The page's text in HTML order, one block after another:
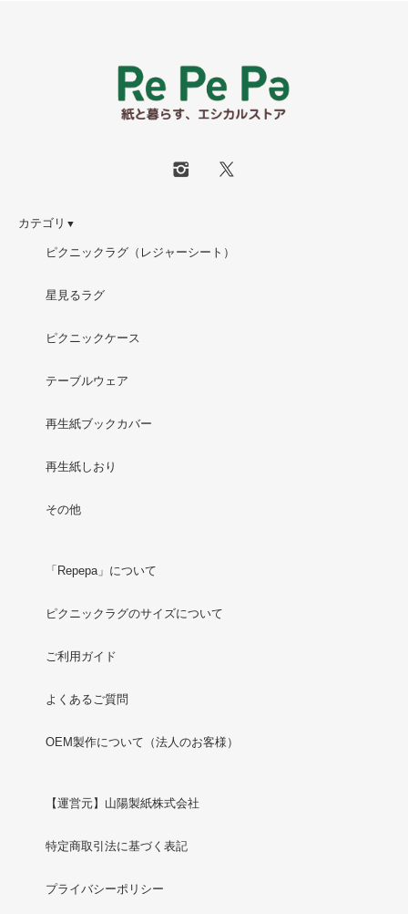
カテゴリ ▼
ピクニックラグ（レジャーシート）
星見るラグ
ピクニックケース
テーブルウェア
再生紙ブックカバー
再生紙しおり
その他
「Repepa」について
ピクニックラグのサイズについて
ご利用ガイド
よくあるご質問
OEM製作について（法人のお客様）
【運営元】山陽製紙株式会社
特定商取引法に基づく表記
プライバシーポリシー